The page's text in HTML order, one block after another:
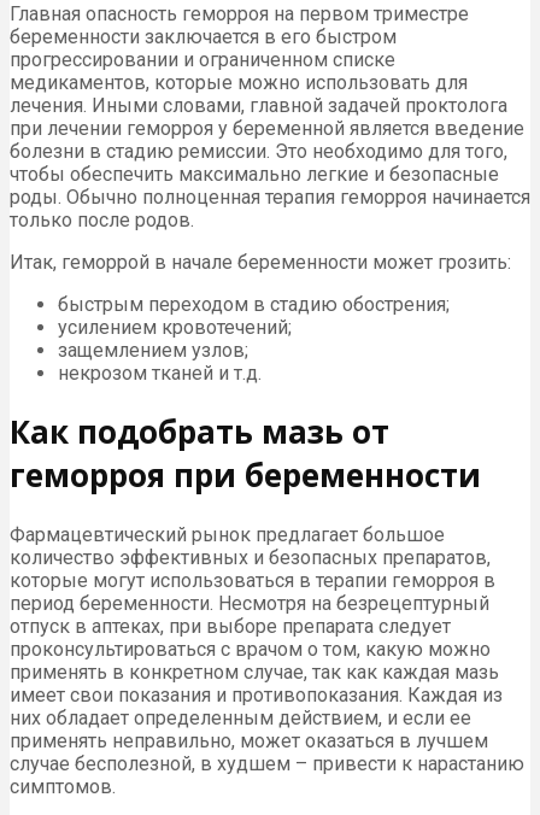
Главная опасность геморроя на первом триместре
беременности заключается в его быстром
прогрессировании и ограниченном списке
медикаментов, которые можно использовать для
лечения. Иными словами, главной задачей проктолога
при лечении геморроя у беременной является введение
болезни в стадию ремиссии. Это необходимо для того,
чтобы обеспечить максимально легкие и безопасные
роды. Обычно полноценная терапия геморроя начинается
только после родов.
Итак, геморрой в начале беременности может грозить:
быстрым переходом в стадию обострения;
усилением кровотечений;
защемлением узлов;
некрозом тканей и т.д.
Как подобрать мазь от
геморроя при беременности
Фармацевтический рынок предлагает большое
количество эффективных и безопасных препаратов,
которые могут использоваться в терапии геморроя в
период беременности. Несмотря на безрецептурный
отпуск в аптеках, при выборе препарата следует
проконсультироваться с врачом о том, какую можно
применять в конкретном случае, так как каждая мазь
имеет свои показания и противопоказания. Каждая из
них обладает определенным действием, и если ее
применять неправильно, может оказаться в лучшем
случае бесполезной, в худшем – привести к нарастанию
симптомов.